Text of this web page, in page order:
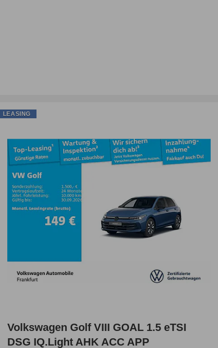
Volkswagen Golf VIII GOAL 1.5 eTSI
DSG IQ.Light AHK ACC APP
LEASING